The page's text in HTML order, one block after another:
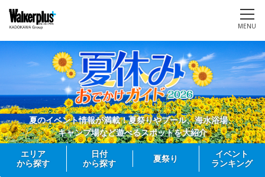
MENU
夏のイベント情報が満載！夏祭りやプール、海水浴場、
キャンプ場など遊べるスポットを大紹介
エリア
から探す
日付
から探す
夏祭り
イベント
ランキング